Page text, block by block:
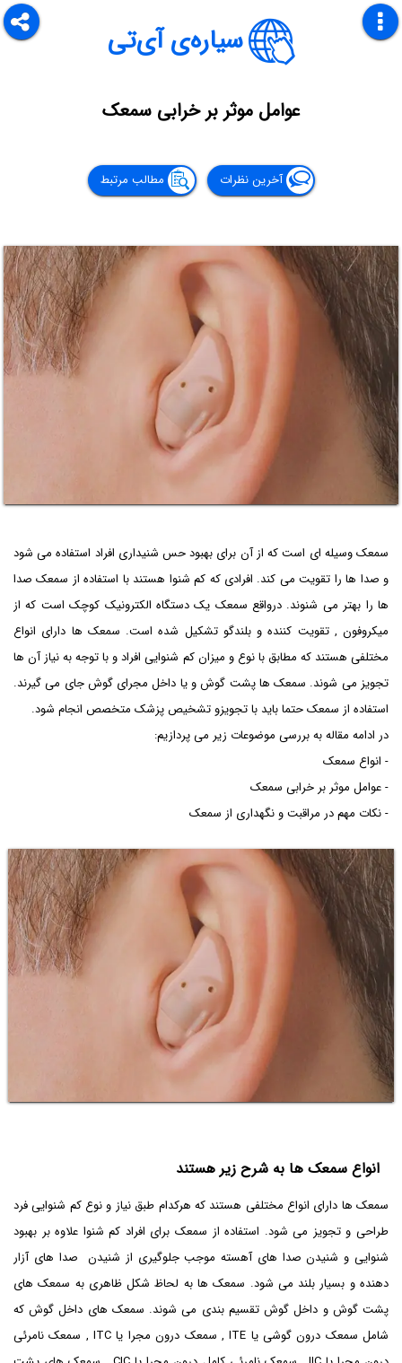
سیاره‌ی آی‌تی
عوامل موثر بر خرابی سمعک
آخرین نظرات مطالب مرتبط
سمعک وسیله ای است که از آن برای بهبود حس شنیداری افراد استفاده می شود
و صدا ها را تقویت می کند. افرادی که کم شنوا هستند با استفاده از سمعک صدا
ها را بهتر می شنوند. درواقع سمعک یک دستگاه الکترونیک کوچک است که از
میکروفون , تقویت کننده و بلندگو تشکیل شده است. سمعک ها دارای انواع
مختلفی هستند که مطابق با نوع و میزان کم شنوایی افراد و با توجه به نیاز آن ها
تجویز می شوند. سمعک ها پشت گوش و یا داخل مجرای گوش جای می گیرند.
استفاده از سمعک حتما باید با تجویزو تشخیص پزشک متخصص انجام شود.
در ادامه مقاله به بررسی موضوعات زیر می پردازیم:
- انواع سمعک
- عوامل موثر بر خرابی سمعک
- نکات مهم در مراقبت و نگهداری از سمعک
انواع سمعک ها به شرح زیر هستند
سمعک ها دارای انواع مختلفی هستند که هرکدام طبق نیاز و نوع کم شنوایی فرد
طراحی و تجویز می شود. استفاده از سمعک برای افراد کم شنوا علاوه بر بهبود
شنوایی و شنیدن صدا های آهسته موجب جلوگیری از شنیدن صدا های آزار
دهنده و بسیار بلند می شود. سمعک ها به لحاظ شکل ظاهری به سمعک های
پشت گوش و داخل گوش تقسیم بندی می شوند. سمعک های داخل گوش که
شامل سمعک درون گوشی یا ITE , سمعک درون مجرا یا ITC , سمعک نامرئی